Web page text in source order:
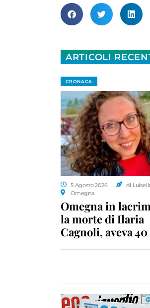
ARTICOLI
CRONACA
5 Agosto 2026
di
Omegna
Omegna in
la morte di Ilaria
Cagnoli, aveva